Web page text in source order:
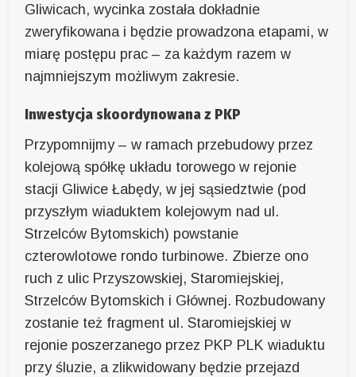
Gliwicach, wycinka została dokładnie
zweryfikowana i będzie prowadzona etapami, w
miarę postępu prac – za każdym razem w
najmniejszym możliwym zakresie.
Inwestycja skoordynowana z PKP
Przypomnijmy – w ramach przebudowy przez
kolejową spółkę układu torowego w rejonie
stacji Gliwice Łabędy, w jej sąsiedztwie (pod
przyszłym wiaduktem kolejowym nad ul.
Strzelców Bytomskich) powstanie
czterowlotowe rondo turbinowe. Zbierze ono
ruch z ulic Przyszowskiej, Staromiejskiej,
Strzelców Bytomskich i Głównej. Rozbudowany
zostanie też fragment ul. Staromiejskiej w
rejonie poszerzanego przez PKP PLK wiaduktu
przy śluzie, a zlikwidowany będzie przejazd